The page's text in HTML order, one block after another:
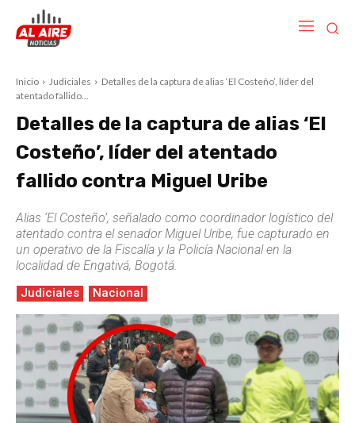
Inicio Judiciales
Detalles de la captura de alias ‘El Costeño’, líder del
atentado fallido...
Detalles de la captura de alias ‘El
Costeño’, líder del atentado
fallido contra Miguel Uribe
Alias ‘El Costeño’, señalado como coordinador logístico del
atentado contra el senador Miguel Uribe, fue capturado en
un operativo de la Fiscalía y la Policía Nacional en la
localidad de Engativá, Bogotá.
Judiciales Nacional